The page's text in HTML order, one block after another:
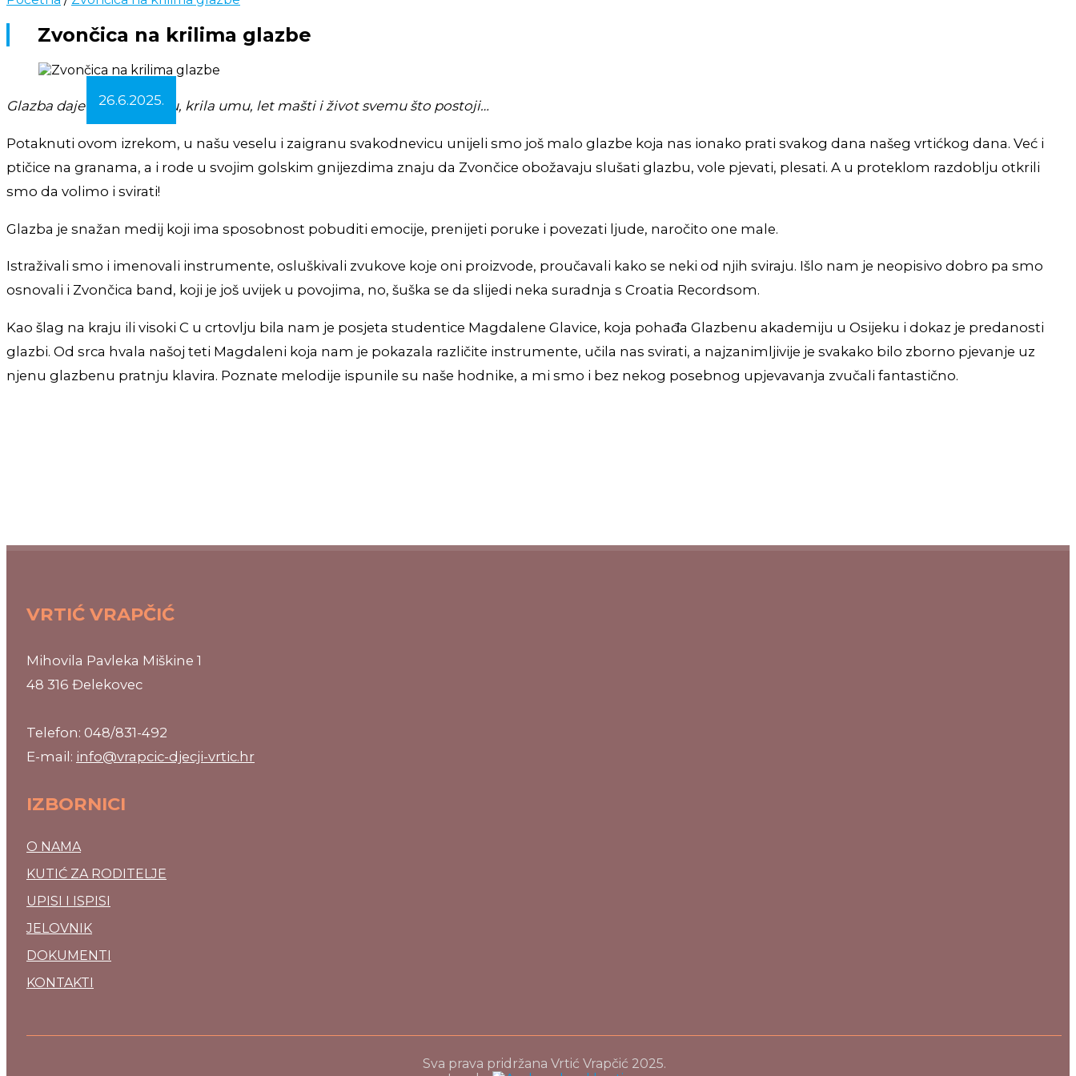
Zvončica na krilima glazbe
26.6.2025.
Glazba daje dušu svemiru, krila umu, let mašti i život svemu što postoji…
Potaknuti ovom izrekom, u našu veselu i zaigranu svakodnevicu unijeli smo još malo glazbe koja nas ionako prati svakog dana našeg vrtićkog dana. Već i
ptičice na granama, a i rode u svojim golskim gnijezdima znaju da Zvončice obožavaju slušati glazbu, vole pjevati, plesati. A u proteklom razdoblju otkrili
smo da volimo i svirati!
Glazba je snažan medij koji ima sposobnost pobuditi emocije, prenijeti poruke i povezati ljude, naročito one male.
Istraživali smo i imenovali instrumente, osluškivali zvukove koje oni proizvode, proučavali kako se neki od njih sviraju. Išlo nam je neopisivo dobro pa smo
osnovali i Zvončica band, koji je još uvijek u povojima, no, šuška se da slijedi neka suradnja s Croatia Recordsom.
Kao šlag na kraju ili visoki C u crtovlju bila nam je posjeta studentice Magdalene Glavice, koja pohađa Glazbenu akademiju u Osijeku i dokaz je predanosti
glazbi. Od srca hvala našoj teti Magdaleni koja nam je pokazala različite instrumente, učila nas svirati, a najzanimljivije je svakako bilo zborno pjevanje uz
njenu glazbenu pratnju klavira. Poznate melodije ispunile su naše hodnike, a mi smo i bez nekog posebnog upjevavanja zvučali fantastično.
VRTIĆ VRAPČIĆ
Mihovila Pavleka Miškine 1
48 316 Đelekovec
Telefon: 048/831-492
E-mail: info@vrapcic-djecji-vrtic.hr
IZBORNICI
O NAMA
KUTIĆ ZA RODITELJE
UPISI I ISPISI
JELOVNIK
DOKUMENTI
KONTAKTI
Sva prava pridržana Vrtić Vrapčić 2025.